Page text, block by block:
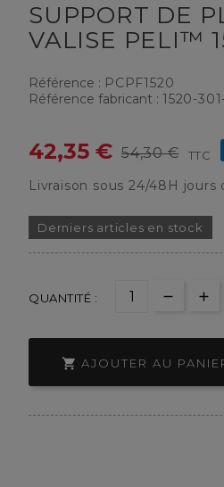
SUPPORT DE
VALISE PELI™
Référence : PCPF1520
Référence fabricant : 1520-
42,35 € 54,30 € TTC
Livraison sous 24/48H jours
Derniers articles en stock
QUANTITÉ :
 AJOUTER AU